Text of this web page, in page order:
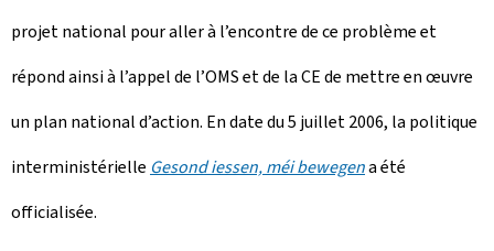
projet national pour aller à l’encontre de ce problème et
répond ainsi à l’appel de l’OMS et de la CE de mettre en œuvre
un plan national d’action. En date du 5 juillet 2006, la politique
interministérielle Gesond iessen, méi bewegena été
officialisée.